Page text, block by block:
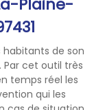
habitants de son
Par cet outil très
temps réel les
qui les